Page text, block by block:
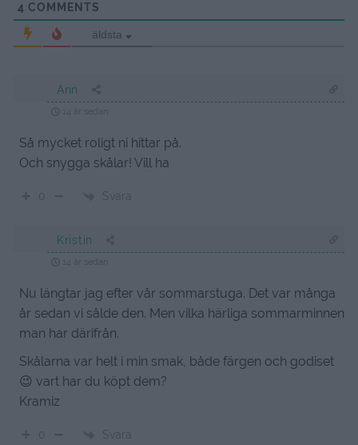
4 COMMENTS
äldsta
Ann
14 år sedan
Så mycket roligt ni hittar på.
Och snygga skålar! Vill ha
0 Svara
Kristin
14 år sedan
Nu längtar jag efter vår sommarstuga. Det var många
år sedan vi sålde den. Men vilka härliga sommarminnen
man har därifrån.
Skålarna var helt i min smak, både färgen och godiset
😉 vart har du köpt dem?
Kramiz
0 Svara